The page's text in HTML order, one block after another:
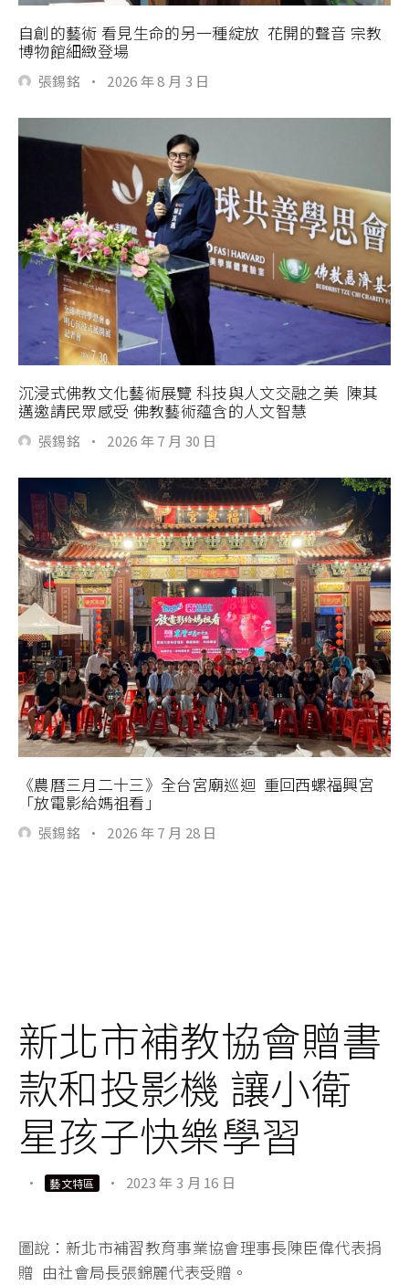
自創的藝術 看見生命的另一種綻放 花開的聲音 宗教
博物館細緻登場
張錫銘 · 2026 年 8 月 3 日
沉浸式佛教文化藝術展覽 科技與人文交融之美 陳其
邁邀請民眾感受 佛教藝術蘊含的人文智慧
張錫銘 · 2026 年 7 月 30 日
《農曆三月二十三》全台宮廟巡迴 重回西螺福興宮
「放電影給媽祖看」
張錫銘 · 2026 年 7 月 28 日
新北市補教協會贈書
款和投影機 讓小衛
星孩子快樂學習
· 藝文特區 · 2023 年 3 月 16 日
圖說：新北市補習教育事業協會理事長陳臣偉代表捐
贈 由社會局長張錦麗代表受贈。